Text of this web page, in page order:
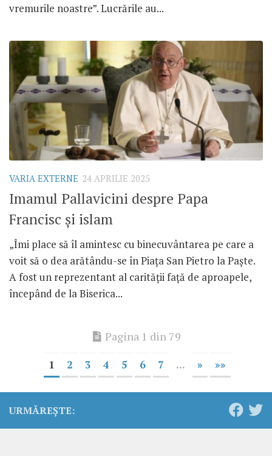
vremurile noastre”. Lucrările au...
VARIA EXTERNE 24 APRILIE 2025
Imamul Pallavicini despre Papa
Francisc și islam
„Îmi place să îl amintesc cu binecuvântarea pe care a
voit să o dea arătându-se în Piața San Pietro la Paște.
A fost un reprezentant al carității față de aproapele,
începând de la Biserica...
Pagina 1 din 79
1 2 3 4 5 6 7 ... » »»
URMĂREȘTE: